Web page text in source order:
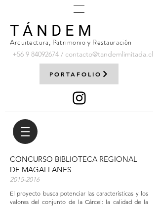
T Á N D E M
Arquitectura, Patrimonio y Restauración
+56 9 84092674 / contacto@tandemlimitada.cl
PORTAFOLIO
CONCURSO BIBLIOTECA REGIONAL
DE MAGALLANES
2015-2016
El proyecto busca potenciar las características y los
valores del conjunto de la Cárcel: la calidad de la